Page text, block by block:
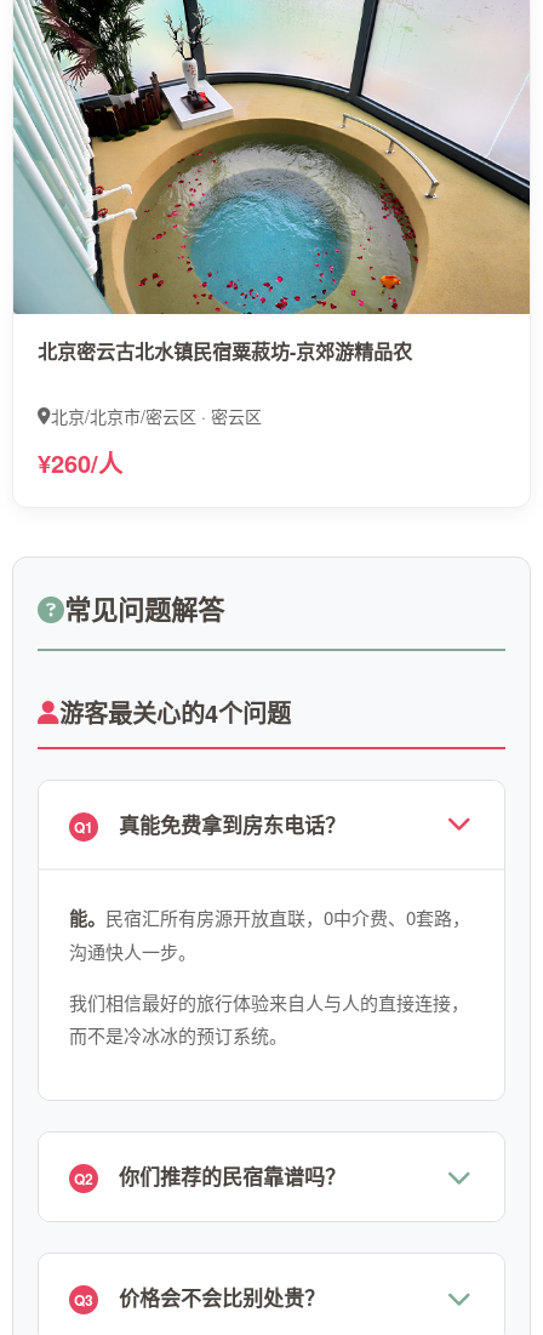
北京密云古北水镇民宿粟菽坊-京郊游精品农
北京/北京市/密云区 · 密云区
¥260/人
常见问题解答
游客最关心的4个问题
Q1 真能免费拿到房东电话？
能。 民宿汇所有房源开放直联，0中介费、0套路，
沟通快人一步。
我们相信最好的旅行体验来自人与人的直接连接，
而不是冷冰冰的预订系统。
Q2 你们推荐的民宿靠谱吗？
Q3 价格会不会比别处贵？